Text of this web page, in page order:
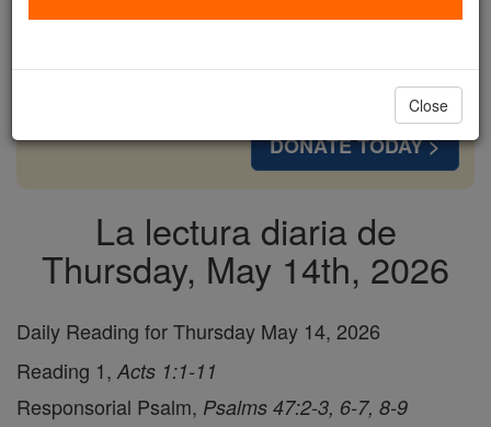
free for all. Be Courageous. Be Catholic. Stand
DONATE TODAY >
La lectura diaria de
Thursday, May 14th, 2026
Daily Reading for Thursday May 14, 2026
Reading 1, Acts 1:1-11
Responsorial Psalm, Psalms 47:2-3, 6-7, 8-9
Close